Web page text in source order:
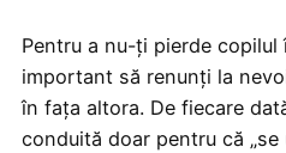
Pentru a nu-ți pierde
important să renunți la
în fața altora. De fiecare
conduită doar pentru că „se